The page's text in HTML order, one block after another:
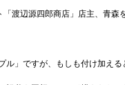
渡辺源四郎商店」店主、青
」ですが、もしも付け加える